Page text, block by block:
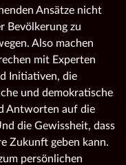
Ansätze nicht
Bevölkerung zu
Also machen
mit Experten
Initiativen, die
und demokratische
Antworten auf die
die Gewissheit, dass
Zukunft geben kann.
persönlichen